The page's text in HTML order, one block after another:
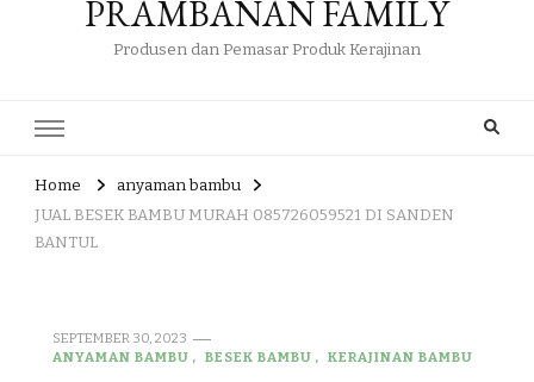
PRAMBANAN FAMILY
Produsen dan Pemasar Produk Kerajinan
Home
anyaman bambu
JUAL BESEK BAMBU MURAH 085726059521 DI SANDEN
BANTUL
SEPTEMBER 30, 2023
ANYAMAN BAMBU
BESEK BAMBU KERAJINAN BAMBU